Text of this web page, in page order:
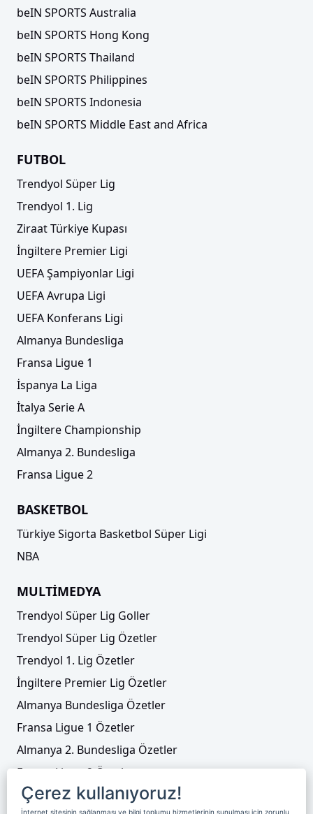
beIN SPORTS Australia
beIN SPORTS Hong Kong
beIN SPORTS Thailand
beIN SPORTS Philippines
beIN SPORTS Indonesia
beIN SPORTS Middle East and Africa
FUTBOL
Trendyol Süper Lig
Trendyol 1. Lig
Ziraat Türkiye Kupası
İngiltere Premier Ligi
UEFA Şampiyonlar Ligi
UEFA Avrupa Ligi
UEFA Konferans Ligi
Almanya Bundesliga
Fransa Ligue 1
İspanya La Liga
İtalya Serie A
İngiltere Championship
Almanya 2. Bundesliga
Fransa Ligue 2
BASKETBOL
Türkiye Sigorta Basketbol Süper Ligi
NBA
MULTİMEDYA
Trendyol Süper Lig Goller
Trendyol Süper Lig Özetler
Trendyol 1. Lig Özetler
İngiltere Premier Lig Özetler
Almanya Bundesliga Özetler
Fransa Ligue 1 Özetler
Almanya 2. Bundesliga Özetler
Fransa Ligue 2 Özetler
Tenis
Çerez kullanıyoruz!
İnternet sitesinin sağlanması ve bilgi toplumu hizmetlerinin sunulması için zorunlu